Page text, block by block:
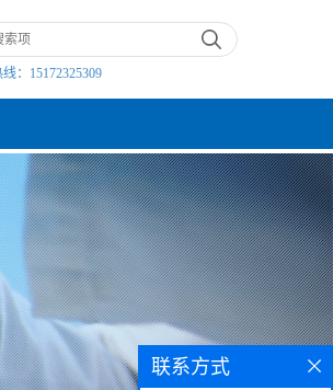
： 15172325309
联系方式